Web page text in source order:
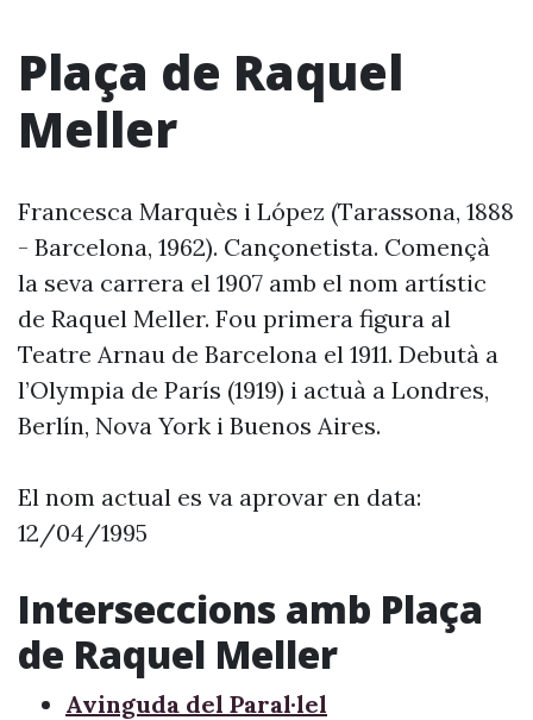
Plaça de Raquel
Meller
Francesca Marquès i López (Tarassona, 1888
- Barcelona, 1962). Cançonetista. Començà
la seva carrera el 1907 amb el nom artístic
de Raquel Meller. Fou primera figura al
Teatre Arnau de Barcelona el 1911. Debutà a
l’Olympia de París (1919) i actuà a Londres,
Berlín, Nova York i Buenos Aires.
El nom actual es va aprovar en data:
12/04/1995
Interseccions amb Plaça
de Raquel Meller
Avinguda del Paral·lel